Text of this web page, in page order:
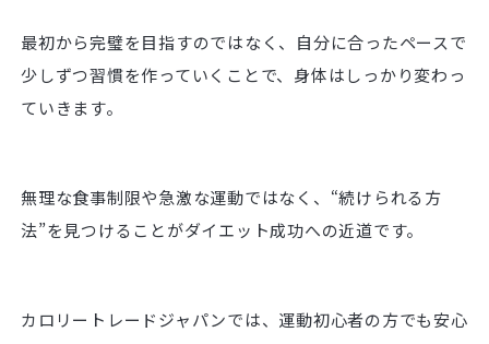
最初から完璧を目指すのではなく、自分に合ったペースで
少しずつ習慣を作っていくことで、身体はしっかり変わっ
ていきます。
無理な食事制限や急激な運動ではなく、“続けられる方
法”を見つけることがダイエット成功への近道です。
カロリートレードジャパンでは、運動初心者の方でも安心